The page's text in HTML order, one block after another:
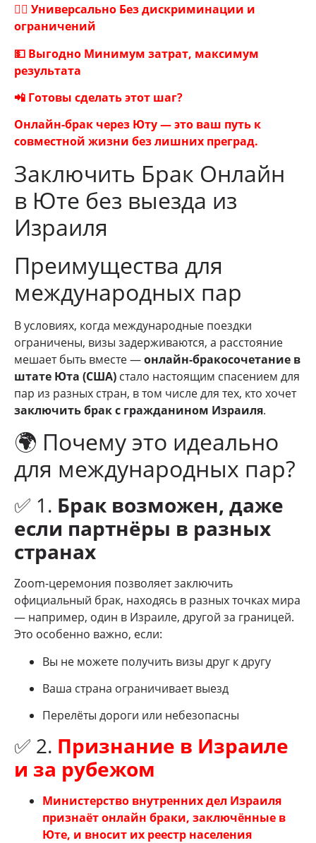
🏳️‍🌈 Универсально Без дискриминации и
ограничений
💵 Выгодно Минимум затрат, максимум
результата
📲 Готовы сделать этот шаг?
Онлайн-брак через Юту — это ваш путь к
совместной жизни без лишних преград.
Заключить Брак Онлайн
в Юте без выезда из
Израиля
Преимущества для
международных пар
В условиях, когда международные поездки
ограничены, визы задерживаются, а расстояние
мешает быть вместе —онлайн-бракосочетание в
штате Юта (США) стало настоящим спасением для
пар из разных стран, в том числе для тех, кто хочет
заключить брак с гражданином Израиля.
🌍 Почему это идеально
для международных пар?
✅ 1. Брак возможен, даже
если партнёры в разных
странах
Zoom-церемония позволяет заключить
официальный брак, находясь в разных точках мира
— например, один в Израиле, другой за границей.
Это особенно важно, если:
Вы не можете получить визы друг к другу
Ваша страна ограничивает выезд
Перелёты дороги или небезопасны
✅ 2. Признание в Израиле
и за рубежом
Министерство внутренних дел Израиля
признаёт онлайн браки, заключённые в
Юте, и вносит их реестр населения